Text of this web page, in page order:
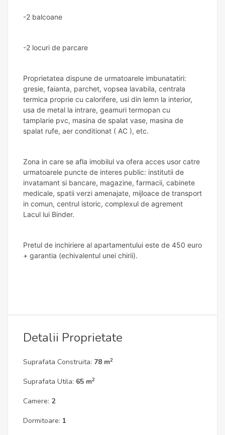
-2 balcoane
-2 locuri de parcare
Proprietatea dispune de urmatoarele imbunatatiri:
gresie, faianta, parchet, vopsea lavabila, centrala
termica proprie cu calorifere, usi din lemn la interior,
usa de metal la intrare, geamuri termopan cu
tamplarie pvc, masina de spalat vase, masina de
spalat rufe, aer conditionat ( AC ), etc.
Zona in care se afla imobilul va ofera acces usor catre
urmatoarele puncte de interes public: institutii de
invatamant si bancare, magazine, farmacii, cabinete
medicale, spatii verzi amenajate, mijloace de transport
in comun, centrul istoric, complexul de agrement
Lacul lui Binder.
Pretul de inchiriere al apartamentului este de 450 euro
+ garantia (echivalentul unei chirii).
Detalii Proprietate
Suprafata Construita: 78 m2
Suprafata Utila: 65 m2
Camere: 2
Dormitoare: 1